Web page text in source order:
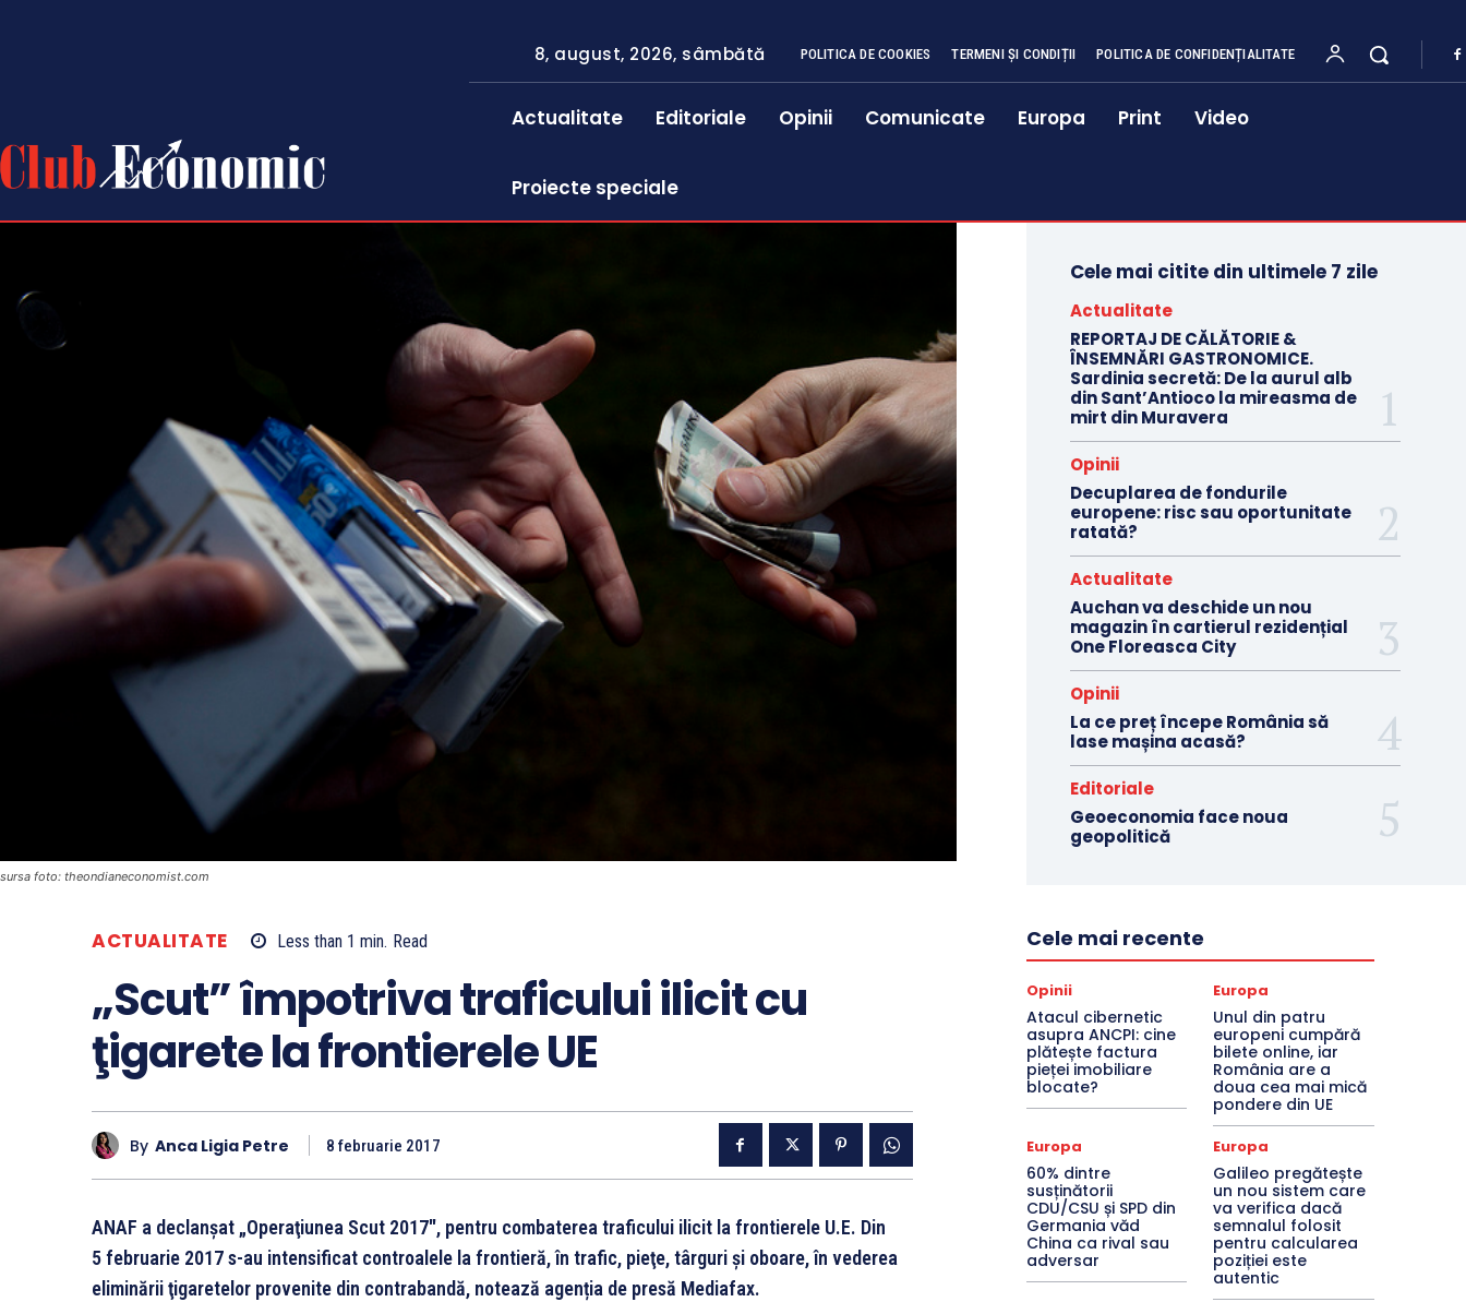
8, august, 2026, sâmbătă POLITICA DE COOKIES TERMENI ȘI CONDIȚII POLITICA DE CONFIDENȚIALITATE
Actualitate Editoriale Opinii Comunicate Europa Print Video
Proiecte speciale
sursa foto: theondianeconomist.com
ACTUALITATE Less than 1 min. Read
„Scut” împotriva traficului ilicit cu
ţigarete la frontierele UE
By Anca Ligia Petre 8 februarie 2017
ANAF a declanşat „Operaţiunea Scut 2017″, pentru combaterea traficului ilicit la frontierele U.E. Din
5 februarie 2017 s-au intensificat controalele la frontieră, în trafic, pieţe, târguri şi oboare, în vederea
eliminării ţigaretelor provenite din contrabandă, notează agenția de presă Mediafax.
Cele mai citite din ultimele 7 zile
Actualitate
REPORTAJ DE CĂLĂTORIE &
ÎNSEMNĂRI GASTRONOMICE.
Sardinia secretă: De la aurul alb
din Sant’Antioco la mireasma de
mirt din Muravera
Opinii
Decuplarea de fondurile
europene: risc sau oportunitate
ratată?
Actualitate
Auchan va deschide un nou
magazin în cartierul rezidențial
One Floreasca City
Opinii
La ce preț începe România să
lase mașina acasă?
Editoriale
Geoeconomia face noua
geopolitică
Cele mai recente
Opinii
Atacul cibernetic
asupra ANCPI: cine
plătește factura
pieței imobiliare
blocate?
Europa
Unul din patru
europeni cumpără
bilete online, iar
România are a
doua cea mai mică
pondere din UE
Europa
60% dintre
susținătorii
CDU/CSU și SPD din
Germania văd
China ca rival sau
adversar
Europa
Galileo pregătește
un nou sistem care
va verifica dacă
semnalul folosit
pentru calcularea
poziției este
autentic